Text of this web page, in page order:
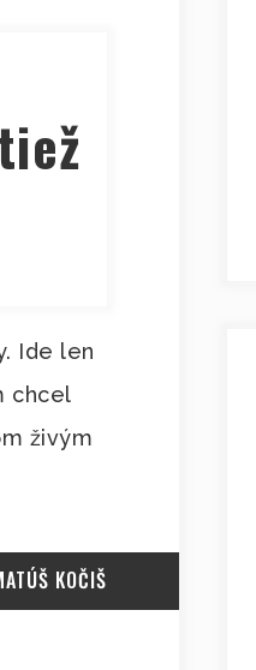
Ide len
chcel
živým
KOČIŠ